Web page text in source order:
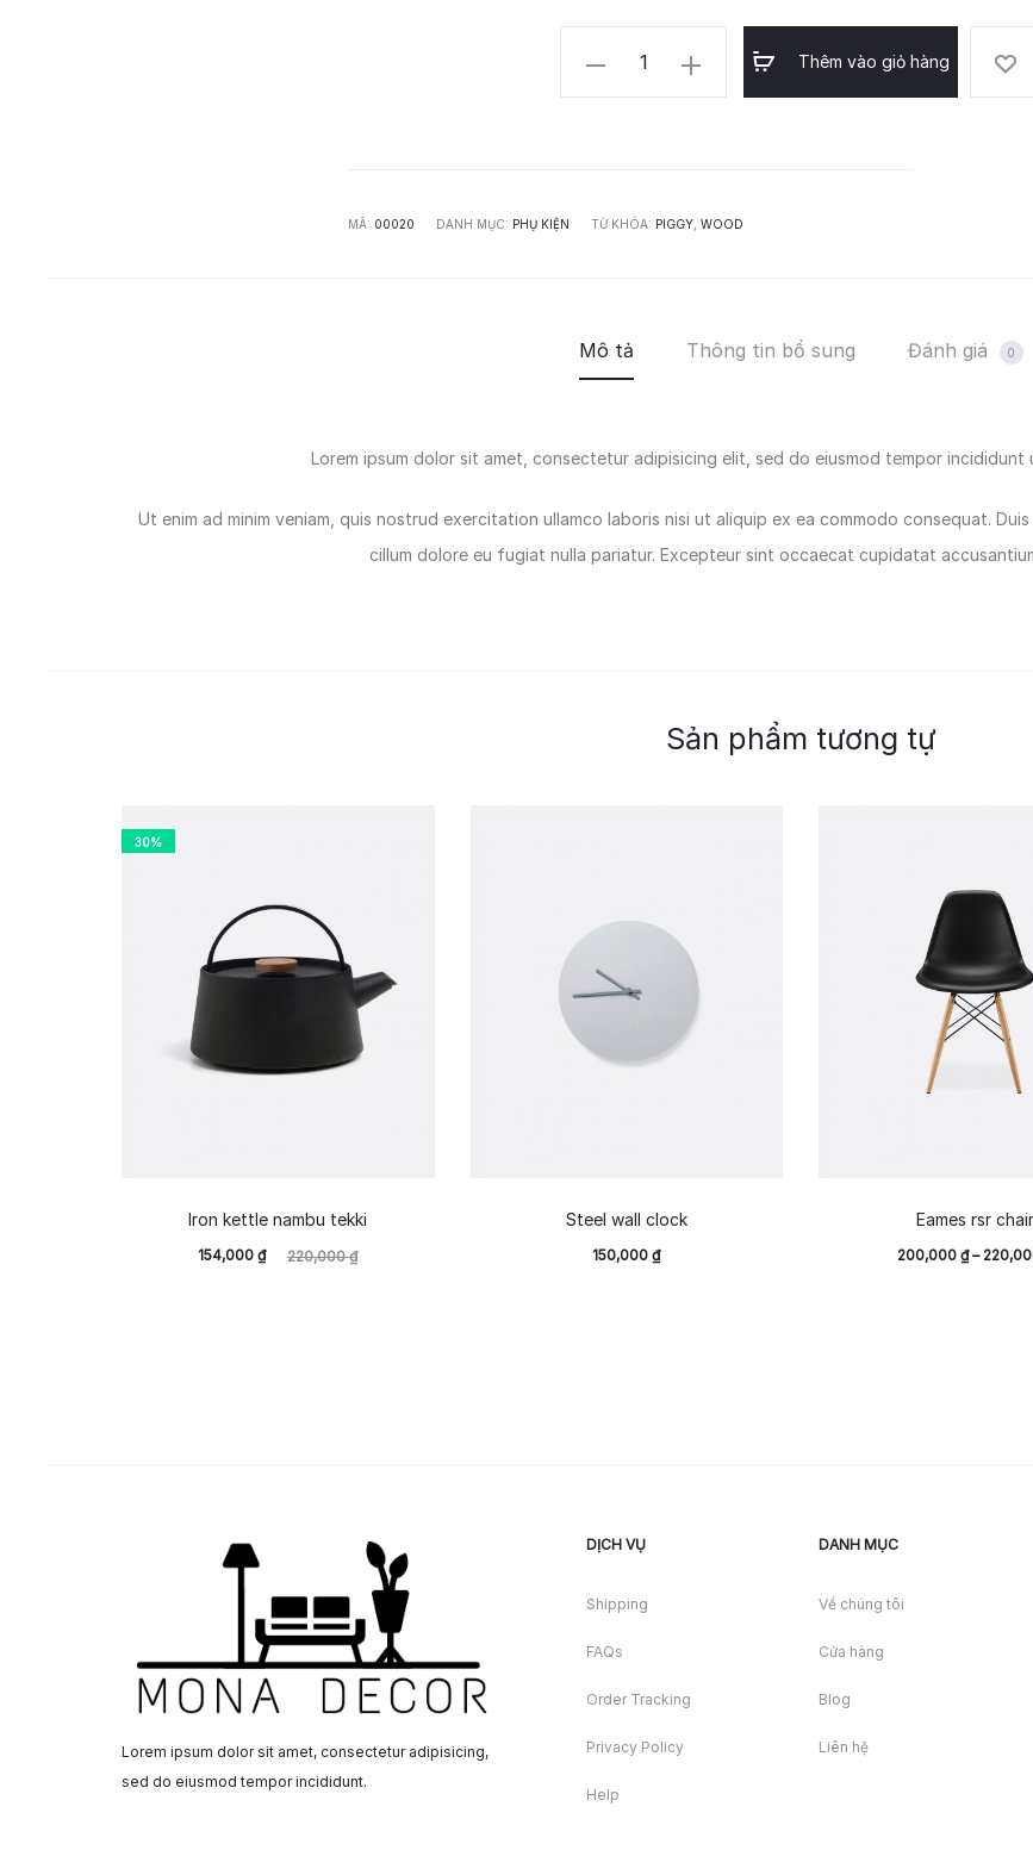
Thêm vào giỏ hàng
MÃ: 00020 DANH MỤC: PHỤ KIỆN TỪ KHÓA: PIGGY, WOOD
Mô tả Thông tin bổ sung Đánh giá 0
Lorem ipsum dolor sit amet, consectetur adipisicing elit, sed do eiusmod tempor incididunt
Ut enim ad minim veniam, quis nostrud exercitation ullamco laboris nisi ut aliquip ex ea commodo consequat.
cillum dolore eu fugiat nulla pariatur. Excepteur sint occaecat cupidatat
Sản phẩm tương tự
30%
Iron kettle nambu tekki
220,000₫
154,000₫
Steel wall clock
150,000₫
Eames rsr chair
200,000 ₫–
Lorem ipsum dolor sit amet, consectetur adipisicing,
sed do eiusmod tempor incididunt.
DỊCH VỤ
Shipping
FAQs
Order Tracking
Privacy Policy
Help
DANH MỤC
Về chúng tôi
Cửa hàng
Blog
Liên hệ